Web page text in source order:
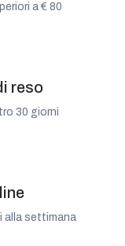
a € 80
reso
30 giorni
alla settimana